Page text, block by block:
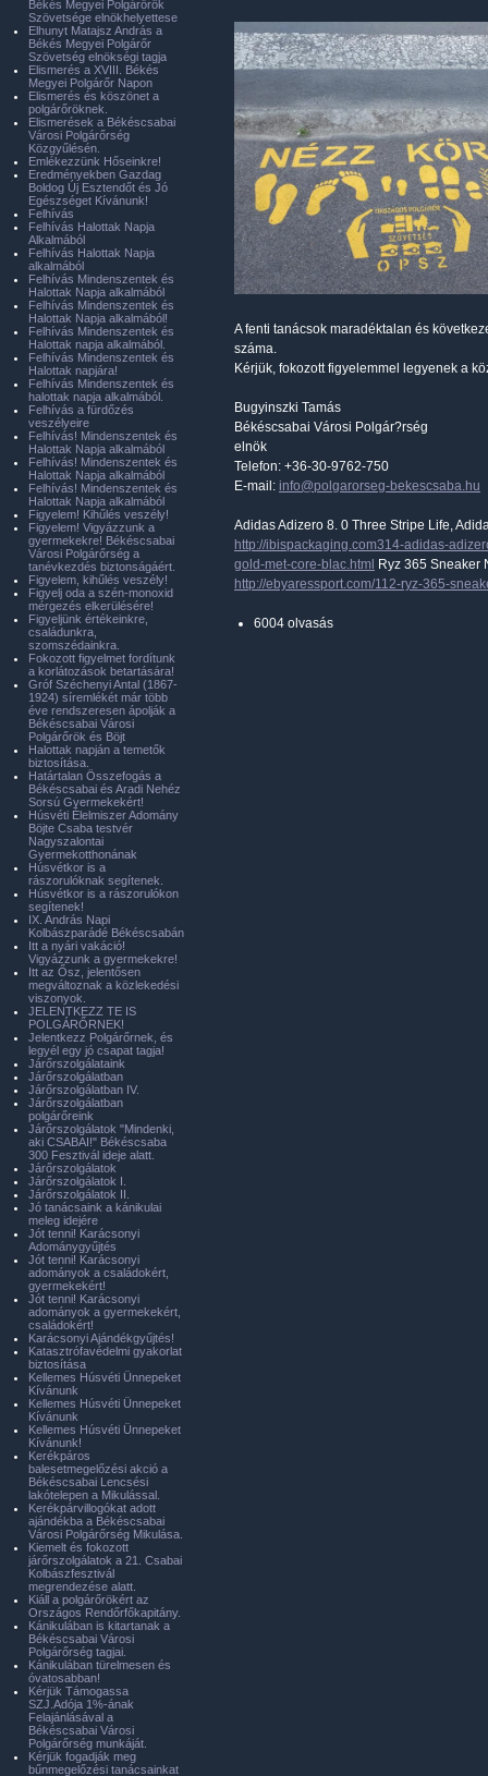
A fenti tanácsok maradéktalan és
száma.
Kérjük, fokozott figyelemmel legyenek a
Bugyinszki Tamás
Békéscsabai Városi Polgár?rség
elnök
Telefon: +36-30-9762-750
E-mail: info@polgarorseg-bekescsaba.hu
Adidas Adizero 8. 0 Three Stripe Life,
http://ibispackaging.com314-adidas-
gold-met-core-blac.html Ryz 365 Sneaker
http://ebyaressport.com/112-ryz-365-
6004 olvasás
Békés Megyei Polgárőrök
Szövetsége elnökhelyettese
Elhunyt Matajsz András a
Békés Megyei Polgárőr
Szövetség elnökségi tagja
Elismerés a XVIII. Békés
Megyei Polgárőr Napon
Elismerés és köszönet a
polgárőröknek.
Elismerések a Békéscsabai
Városi Polgárőrség
Közgyűlésén.
Emlékezzünk Hőseinkre!
Eredményekben Gazdag
Boldog Új Esztendőt és Jó
Egészséget Kívánunk!
Felhívás
Felhívás Halottak Napja
Alkalmából
Felhívás Halottak Napja
alkalmából
Felhívás Mindenszentek és
Halottak Napja alkalmából
Felhívás Mindenszentek és
Halottak Napja alkalmából!
Felhívás Mindenszentek és
Halottak napja alkalmából.
Felhívás Mindenszentek és
Halottak napjára!
Felhívás Mindenszentek és
halottak napja alkalmából.
Felhívás a fürdőzés
veszélyeire
Felhívás! Mindenszentek és
Halottak Napja alkalmából
Felhívás! Mindenszentek és
Halottak Napja alkalmából
Felhívás! Mindenszentek és
Halottak Napja alkalmából
Figyelem! Kihűlés veszély!
Figyelem! Vigyázzunk a
gyermekekre! Békéscsabai
Városi Polgárőrség a
tanévkezdés biztonságáért.
Figyelem, kihűlés veszély!
Figyelj oda a szén-monoxid
mérgezés elkerülésére!
Figyeljünk értékeinkre,
családunkra,
szomszédainkra.
Fokozott figyelmet fordítunk
a korlátozások betartására!
Gróf Széchenyi Antal (1867-
1924) síremlékét már több
éve rendszeresen ápolják a
Békéscsabai Városi
Polgárőrök és Böjt
Halottak napján a temetők
biztosítása.
Határtalan Összefogás a
Békéscsabai és Aradi Nehéz
Sorsú Gyermekekért!
Húsvéti Élelmiszer Adomány
Böjte Csaba testvér
Nagyszalontai
Gyermekotthonának
Húsvétkor is a
rászorulóknak segítenek.
Húsvétkor is a rászorulókon
segítenek!
IX. András Napi
Kolbászparádé Békéscsabán
Itt a nyári vakáció!
Vigyázzunk a gyermekekre!
Itt az Ősz, jelentősen
megváltoznak a közlekedési
viszonyok.
JELENTKEZZ TE IS
POLGÁRŐRNEK!
Jelentkezz Polgárőrnek, és
legyél egy jó csapat tagja!
Járőrszolgálataink
Járőrszolgálatban
Járőrszolgálatban IV.
Járőrszolgálatban
polgárőreink
Járőrszolgálatok "Mindenki,
aki CSABAI!" Békéscsaba
300 Fesztivál ideje alatt.
Járőrszolgálatok
Járőrszolgálatok I.
Járőrszolgálatok II.
Jó tanácsaink a kánikulai
meleg idejére
Jót tenni! Karácsonyi
Adománygyűjtés
Jót tenni! Karácsonyi
adományok a családokért,
gyermekekért!
Jót tenni! Karácsonyi
adományok a gyermekekért,
családokért!
Karácsonyi Ajándékgyűjtés!
Katasztrófavédelmi gyakorlat
biztosítása
Kellemes Húsvéti Ünnepeket
Kívánunk
Kellemes Húsvéti Ünnepeket
Kívánunk
Kellemes Húsvéti Ünnepeket
Kívánunk!
Kerékpáros
balesetmegelőzési akció a
Békéscsabai Lencsési
lakótelepen a Mikulással.
Kerékpárvillogókat adott
ajándékba a Békéscsabai
Városi Polgárőrség Mikulása.
Kiemelt és fokozott
járőrszolgálatok a 21. Csabai
Kolbászfesztivál
megrendezése alatt.
Kiáll a polgárőrökért az
Országos Rendőrfőkapitány.
Kánikulában is kitartanak a
Békéscsabai Városi
Polgárőrség tagjai.
Kánikulában türelmesen és
óvatosabban!
Kérjük Támogassa
SZJ.Adója 1%-ának
Felajánlásával a
Békéscsabai Városi
Polgárőrség munkáját.
Kérjük fogadják meg
bűnmegelőzési tanácsainkat